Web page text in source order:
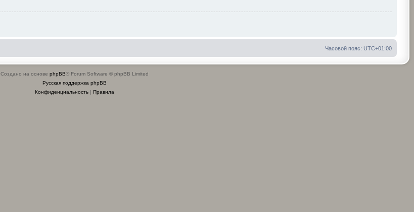
Часовой пояс: UTC+01:00
Создано на основе phpBB® Forum Software © phpBB Limited
Русская поддержка phpBB
Конфиденциальность| Правила